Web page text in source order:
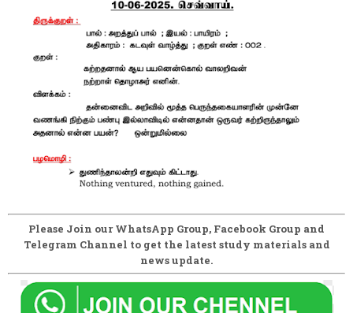
Please Join our WhatsApp Group, Facebook Group and
Telegram Channel to get the latest study materials and
news update.